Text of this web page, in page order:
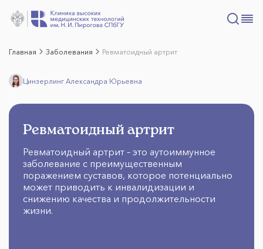
Главная Заболевания Ревматоидный артрит
Цинзерлинг Александра Юрьевна
Ревматоидный артрит
Ревматоидный артрит – это аутоиммунное
заболевание с преимущественным
поражением суставов, которое потенциально
может приводить к инвалидизации и
снижению качества и продолжительности
жизни.